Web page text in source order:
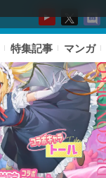
特集記事 マンガ